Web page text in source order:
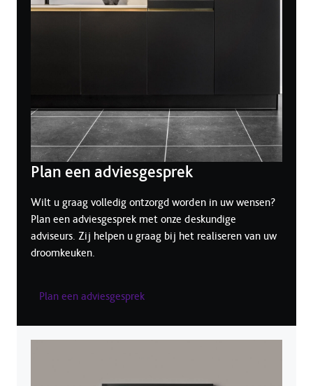
Plan een adviesgesprek
Wilt u graag volledig ontzorgd worden in uw wensen?
Plan een adviesgesprek met onze deskundige
adviseurs. Zij helpen u graag bij het realiseren van uw
droomkeuken.
Plan een adviesgesprek